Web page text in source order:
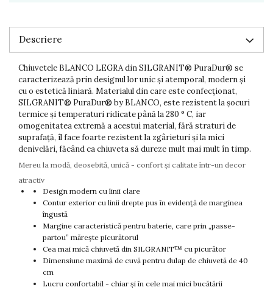
Descriere
Chiuvetele BLANCO LEGRA din SILGRANIT® PuraDur® se
caracterizează prin designul lor unic și atemporal, modern și
cu o estetică liniară. Materialul din care este confecționat,
SILGRANIT® PuraDur® by BLANCO, este rezistent la șocuri
termice și temperaturi ridicate până la 280 ° C, iar
omogenitatea extremă a acestui material, fără straturi de
suprafață, îl face foarte rezistent la zgârieturi și la mici
denivelări, făcând ca chiuveta să dureze mult mai mult în timp.
Mereu la modă, deosebită, unică - confort și calitate într-un decor
atractiv
Design modern cu linii clare
Contur exterior cu linii drepte pus în evidență de marginea
îngustă
Margine caracteristică pentru baterie, care prin „passe-
partou” mărește picurătorul
Cea mai mică chiuvetă din SILGRANIT™ cu picurător
Dimensiune maximă de cuvă pentru dulap de chiuvetă de 40
cm
Lucru confortabil - chiar și în cele mai mici bucătării